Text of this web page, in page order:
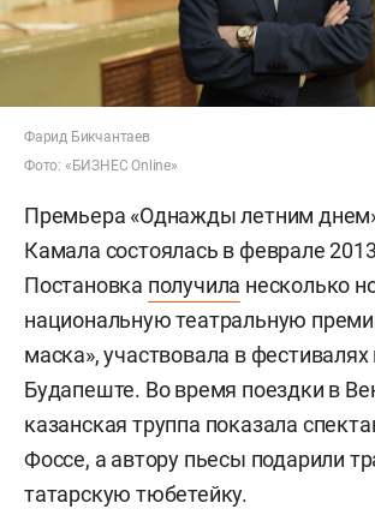
Фарид Бикчантаев
Фото: «БИЗНЕС Online»
Премьера «Однажды летним
Камала состоялась в феврале
Постановка получила несколько
национальную театральную
маска», участвовала в
Будапеште. Во время поездки в
казанская труппа показала
Фоссе, а автору пьесы подарили
татарскую тюбетейку.